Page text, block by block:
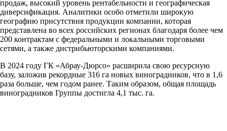
продаж, высокий уровень рентабельности и географическая
диверсификация. Аналитики особо отметили широкую
географию присутствия продукции компании, которая
представлена во всех российских регионах благодаря более чем
200 контрактам с федеральными и локальными торговыми
сетями, а также дистрибьюторскими компаниями.
В 2024 году ГК «Абрау-Дюрсо» расширила свою ресурсную
базу, заложив рекордные 316 га новых виноградников, что в 1,6
раза больше, чем годом ранее. Таким образом, общая площадь
виноградников Группы достигла 4,1 тыс. га.